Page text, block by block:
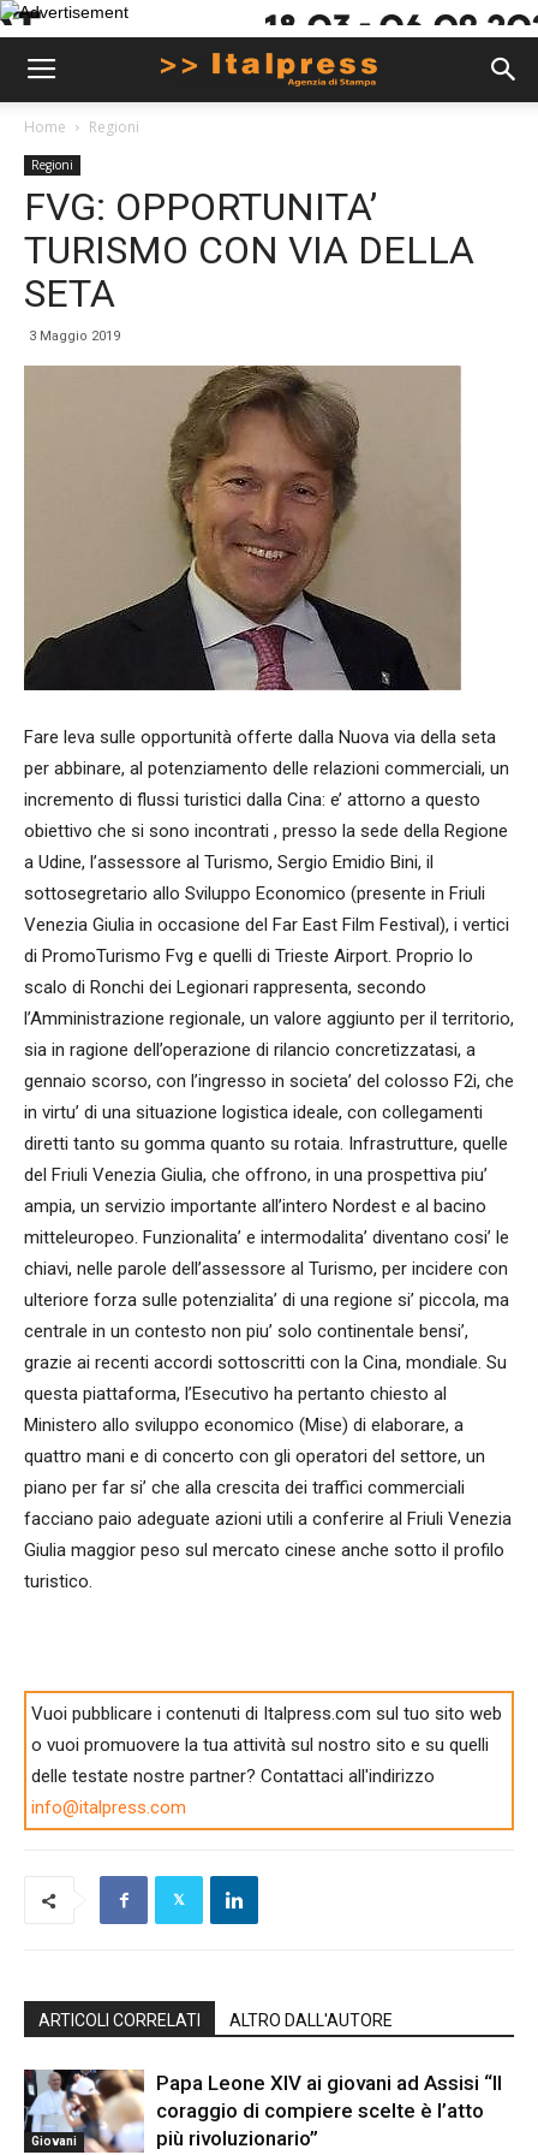
Home Regioni
Regioni
FVG: OPPORTUNITA’
TURISMO CON VIA DELLA
SETA
3 Maggio 2019
Fare leva sulle opportunità offerte dalla Nuova via della seta
per abbinare, al potenziamento delle relazioni commerciali, un
incremento di flussi turistici dalla Cina: e’ attorno a questo
obiettivo che si sono incontrati , presso la sede della Regione
a Udine, l’assessore al Turismo, Sergio Emidio Bini, il
sottosegretario allo Sviluppo Economico (presente in Friuli
Venezia Giulia in occasione del Far East Film Festival), i vertici
di PromoTurismo Fvg e quelli di Trieste Airport. Proprio lo
scalo di Ronchi dei Legionari rappresenta, secondo
l’Amministrazione regionale, un valore aggiunto per il territorio,
sia in ragione dell’operazione di rilancio concretizzatasi, a
gennaio scorso, con l’ingresso in societa’ del colosso F2i, che
in virtu’ di una situazione logistica ideale, con collegamenti
diretti tanto su gomma quanto su rotaia. Infrastrutture, quelle
del Friuli Venezia Giulia, che offrono, in una prospettiva piu’
ampia, un servizio importante all’intero Nordest e al bacino
mitteleuropeo. Funzionalita’ e intermodalita’ diventano cosi’ le
chiavi, nelle parole dell’assessore al Turismo, per incidere con
ulteriore forza sulle potenzialita’ di una regione si’ piccola, ma
centrale in un contesto non piu’ solo continentale bensi’,
grazie ai recenti accordi sottoscritti con la Cina, mondiale. Su
questa piattaforma, l’Esecutivo ha pertanto chiesto al
Ministero allo sviluppo economico (Mise) di elaborare, a
quattro mani e di concerto con gli operatori del settore, un
piano per far si’ che alla crescita dei traffici commerciali
facciano paio adeguate azioni utili a conferire al Friuli Venezia
Giulia maggior peso sul mercato cinese anche sotto il profilo
turistico.
Vuoi pubblicare i contenuti di Italpress.com sul tuo sito web
o vuoi promuovere la tua attività sul nostro sito e su quelli
delle testate nostre partner? Contattaci all'indirizzo
info@italpress.com
ARTICOLI CORRELATI ALTRO DALL'AUTORE
Giovani
Papa Leone XIV ai giovani ad Assisi “Il
coraggio di compiere scelte è l’atto
più rivoluzionario”